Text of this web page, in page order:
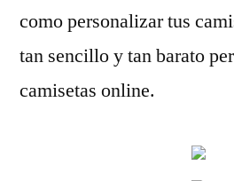
como personalizar tus
tan sencillo y tan barato
camisetas online.